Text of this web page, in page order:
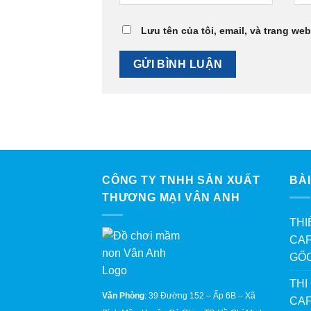
Lưu tên của tôi, email, và trang
CÔNG TY TNHH SẢN XUẤT
THƯƠNG MẠI VÂN ANH
Văn Phòng: 39 Đường 152 – Ấp 6B – Xã
THI